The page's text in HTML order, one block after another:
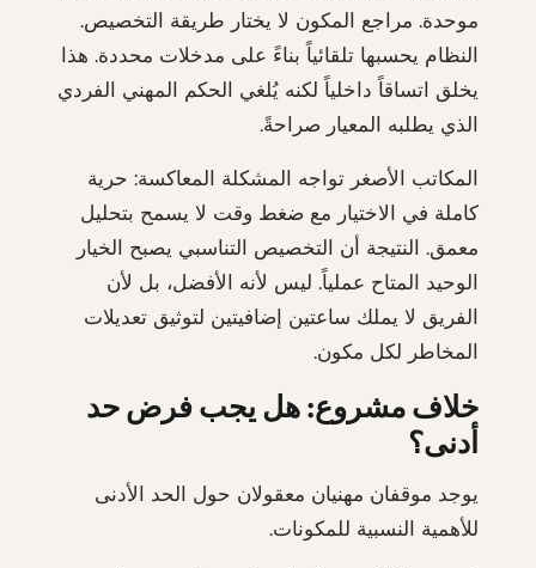
موحدة. مراجع المكون لا يختار طريقة التخصيص.
النظام يحسبها تلقائياً بناءً على مدخلات محددة. هذا
يخلق اتساقاً داخلياً لكنه يُلغي الحكم المهني الفردي
الذي يطلبه المعيار صراحةً.
المكاتب الأصغر تواجه المشكلة المعاكسة: حرية
كاملة في الاختيار مع ضغط وقت لا يسمح بتحليل
معمق. النتيجة أن التخصيص التناسبي يصبح الخيار
الوحيد المتاح عملياً. ليس لأنه الأفضل، بل لأن
الفريق لا يملك ساعتين إضافيتين لتوثيق تعديلات
المخاطر لكل مكون.
خلاف مشروع: هل يجب فرض حد
أدنى؟
يوجد موقفان مهنيان معقولان حول الحد الأدنى
للأهمية النسبية للمكونات.